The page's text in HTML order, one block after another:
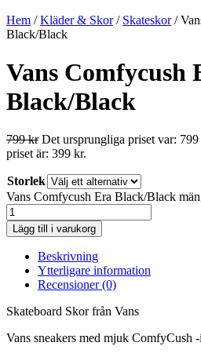
Hem /Kläder & Skor/ Skateskor/
Black/Black
Vans Comfycush
Black/Black
799kr Det ursprungliga priset var: 799
priset är: 399 kr.
Storlek
Vans Comfycush Era Black/Black
Lägg till i varukorg
Beskrivning
Ytterligare information
Recensioner (0)
Skateboard Skor från Vans
Vans sneakers med mjuk ComfyCush